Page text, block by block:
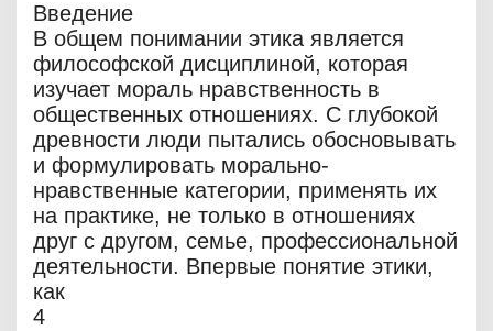
Введение
В общем понимании этика является
философской дисциплиной, которая
изучает мораль нравственность в
общественных отношениях. С глубокой
древности люди пытались обосновывать
и формулировать морально-
нравственные категории, применять их
на практике, не только в отношениях
друг с другом, семье, профессиональной
деятельности. Впервые понятие этики,
как
4